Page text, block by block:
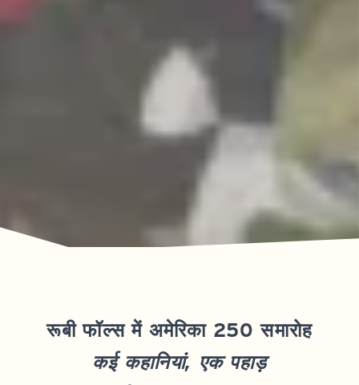
रूबी फॉल्स में अमेरिका 250 समारोह
कई कहानियां, एक पहाड़